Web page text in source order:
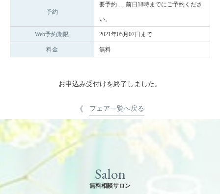
予約
要予約 … 前日18時までにご予約くださ
い。
Web予約期限 2021年05月07日まで
料金 無料
お申込み受付けを終了しました。
フェア一覧へ戻る
Salon
無料相談サロン